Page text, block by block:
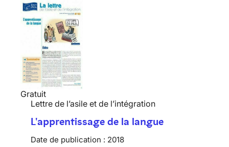
Gratuit
Lettre de l’asile et de l’intégration
L'apprentissage de la langue
Date de publication : 2018